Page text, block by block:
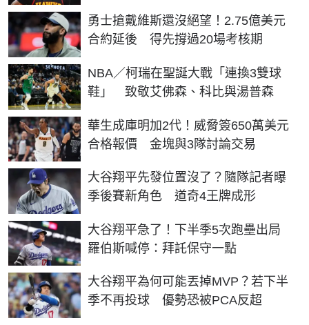
勇士搶戴維斯還沒絕望！2.75億美元
合約延後 得先撐過20場考核期
NBA／柯瑞在聖誕大戰「連換3雙球
鞋」 致敬艾佛森、科比與湯普森
華生成庫明加2代！威脅簽650萬美元
合格報價 金塊與3隊討論交易
大谷翔平先發位置沒了？隨隊記者曝
季後賽新角色 道奇4王牌成形
大谷翔平急了！下半季5次跑壘出局
羅伯斯喊停：拜託保守一點
大谷翔平為何可能丟掉MVP？若下半
季不再投球 優勢恐被PCA反超